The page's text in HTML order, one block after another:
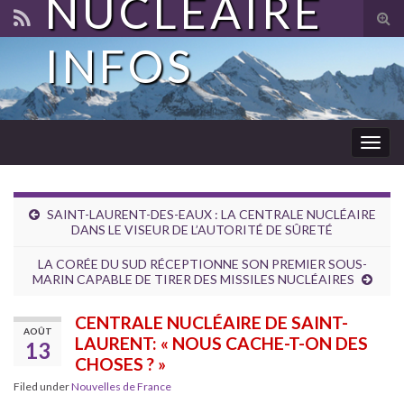
NUCLÉAIRE
INFOS
SAINT-LAURENT-DES-EAUX : LA CENTRALE NUCLÉAIRE
DANS LE VISEUR DE L’AUTORITÉ DE SÛRETÉ
LA CORÉE DU SUD RÉCEPTIONNE SON PREMIER SOUS-
MARIN CAPABLE DE TIRER DES MISSILES NUCLÉAIRES
AOÛT
13
CENTRALE NUCLÉAIRE DE SAINT-
LAURENT: « NOUS CACHE-T-ON DES
CHOSES ? »
Filed underNouvelles de France